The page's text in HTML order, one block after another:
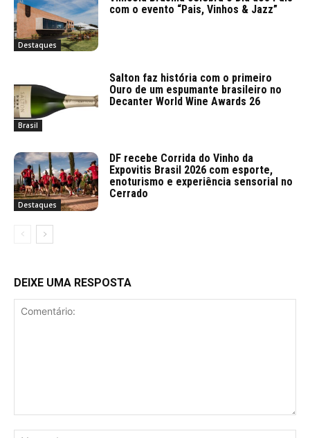
Destaques
com o evento “Pais, Vinhos & Jazz”
Brasil
Salton faz história com o primeiro
Ouro de um espumante brasileiro no
Decanter World Wine Awards 26
Destaques
DF recebe Corrida do Vinho da
Expovitis Brasil 2026 com esporte,
enoturismo e experiência sensorial no
Cerrado
DEIXE UMA RESPOSTA